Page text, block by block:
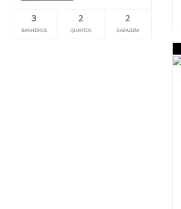
3
BANHEIROS
2
QUARTOS
2
GARAGEM